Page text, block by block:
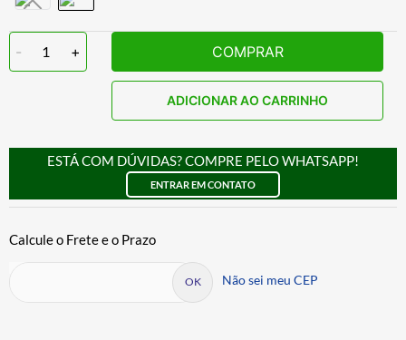
- 1 + COMPRAR
ADICIONAR AO CARRINHO
ESTÁ COM DÚVIDAS? COMPRE PELO WHATSAPP!
ENTRAR EM CONTATO
Não sei meu CEP